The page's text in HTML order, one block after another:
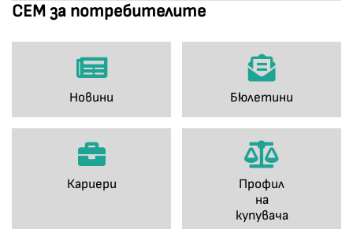
СЕМ за потребителите
Новини Бюлетини
Кариери
Профил
на
купувача